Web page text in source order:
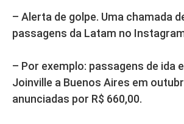
– Alerta de golpe. Uma chamada
passagens da Latam no
– Por exemplo: passagens de ida
Joinville a Buenos Aires em
anunciadas por R$ 660,00.